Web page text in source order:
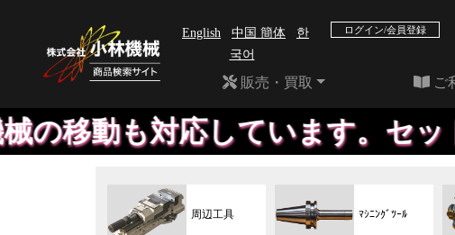
English 中国 簡体
한
국어
ログイン/会員登録
販売・買取 ご
ています。セットダウン、ア
周辺工具 ﾏｼﾆﾝｸﾞﾂｰﾙ